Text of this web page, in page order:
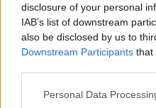
disclosure of your personal
IAB’s list of downstream
also be disclosed by us to
Downstream Participants that
Please note that this
Personal Data
Deretter blir Tour de
den russiske
i Tour de Ski på CV’en
Lenzerheide i Sveits 28.